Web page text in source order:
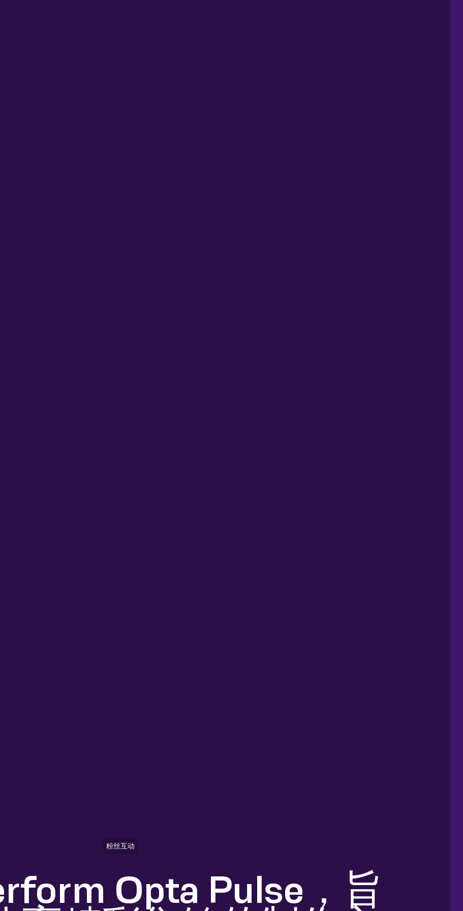
粉丝互动
Opta Pulse，旨